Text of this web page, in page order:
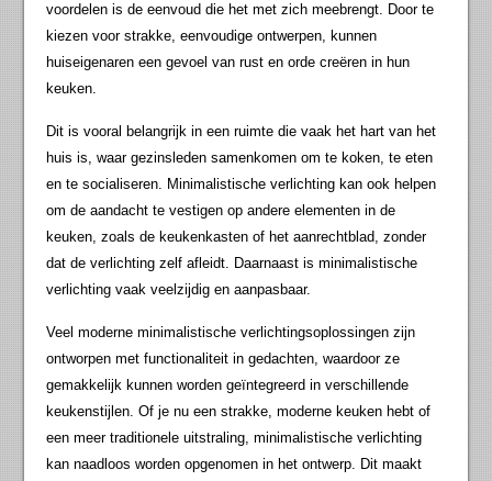
voordelen is de eenvoud die het met zich meebrengt. Door te
kiezen voor strakke, eenvoudige ontwerpen, kunnen
huiseigenaren een gevoel van rust en orde creëren in hun
keuken.
Dit is vooral belangrijk in een ruimte die vaak het hart van het
huis is, waar gezinsleden samenkomen om te koken, te eten
en te socialiseren. Minimalistische verlichting kan ook helpen
om de aandacht te vestigen op andere elementen in de
keuken, zoals de keukenkasten of het aanrechtblad, zonder
dat de verlichting zelf afleidt. Daarnaast is minimalistische
verlichting vaak veelzijdig en aanpasbaar.
Veel moderne minimalistische verlichtingsoplossingen zijn
ontworpen met functionaliteit in gedachten, waardoor ze
gemakkelijk kunnen worden geïntegreerd in verschillende
keukenstijlen. Of je nu een strakke, moderne keuken hebt of
een meer traditionele uitstraling, minimalistische verlichting
kan naadloos worden opgenomen in het ontwerp. Dit maakt